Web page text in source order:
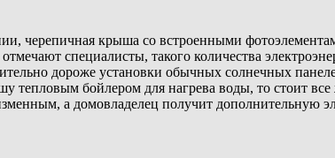
черепичная крыша со встроенными
специалисты, такого количества
дороже установки обычных солнечных
тепловым бойлером для нагрева воды, то стоит
а домовладелец получит дополнительную